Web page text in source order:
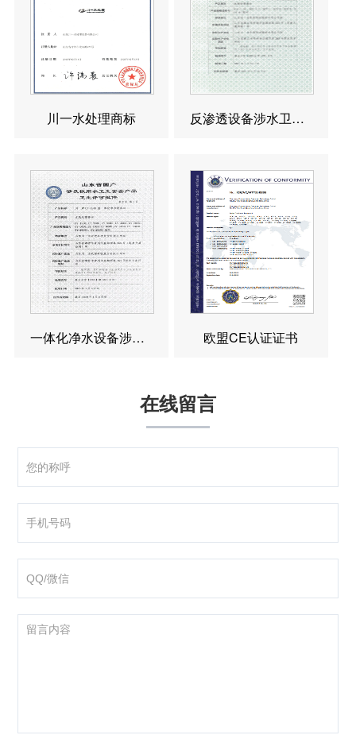
川一水处理商标 反渗透设备涉水卫生许可批件
一体化净水设备涉水卫生许可批件 欧盟CE认证证书
在线留言